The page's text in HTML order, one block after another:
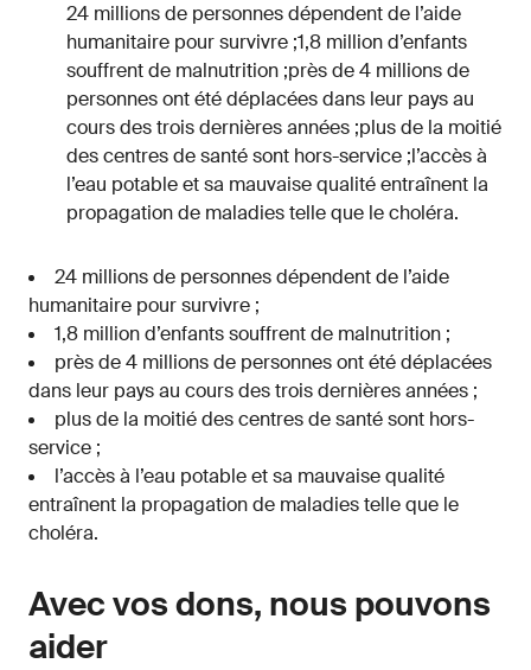
24 millions de personnes dépendent de l’aide
humanitaire pour survivre ;1,8 million d’enfants
souffrent de malnutrition ;près de 4 millions de
personnes ont été déplacées dans leur pays au
cours des trois dernières années ;plus de la moitié
des centres de santé sont hors-service ;l’accès à
l’eau potable et sa mauvaise qualité entraînent la
propagation de maladies telle que le choléra.
24 millions de personnes dépendent de l’aide
humanitaire pour survivre ;
1,8 million d’enfants souffrent de malnutrition ;
près de 4 millions de personnes ont été déplacées
dans leur pays au cours des trois dernières années ;
plus de la moitié des centres de santé sont hors-
service ;
l’accès à l’eau potable et sa mauvaise qualité
entraînent la propagation de maladies telle que le
choléra.
Avec vos dons, nous pouvons
aider